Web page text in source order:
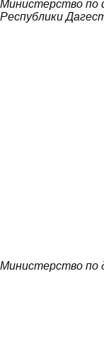
Министерство по
Республики
Министерство по